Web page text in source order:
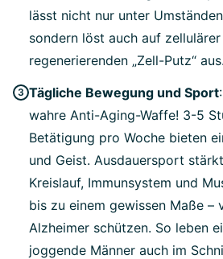
lässt nicht nur unter
sondern löst auch auf
regenerierenden „Zell-Putz“ aus.
Tägliche Bewegung und Sport
wahre Anti-Aging-Waffe! 3-5
Betätigung pro Woche bieten
und Geist. Ausdauersport
Kreislauf, Immunsystem und
bis zu einem gewissen Maße –
Alzheimer schützen. So leben
joggende Männer auch im